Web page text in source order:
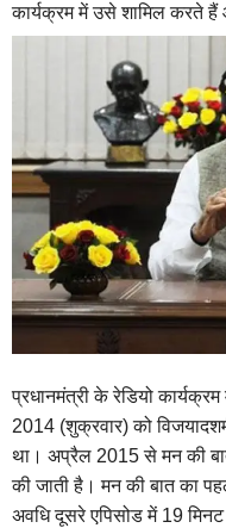
कार्यक्रम में उसे शामिल करते हैं
प्रधानमंत्री के रेडियो
2014 (शुक्रवार) को
था। अप्रैल 2015 से मन की
की जाती है। मन की बात का
अवधि दूसरे एपिसोड में 19